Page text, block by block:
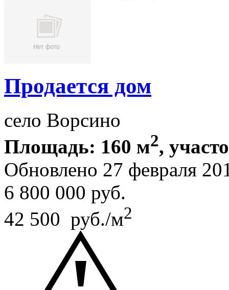
Продается дом
село Ворсино
Площадь: 160 м2,
Обновлено 27 февраля
6 800 000 руб.
42 500 руб./м2